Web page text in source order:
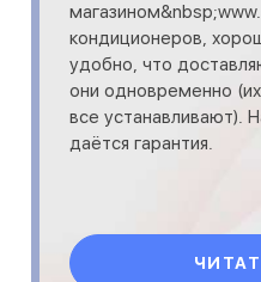
кондиционеров,
удобно, что
они одновременно
все устанавливают).
даётся гарантия.